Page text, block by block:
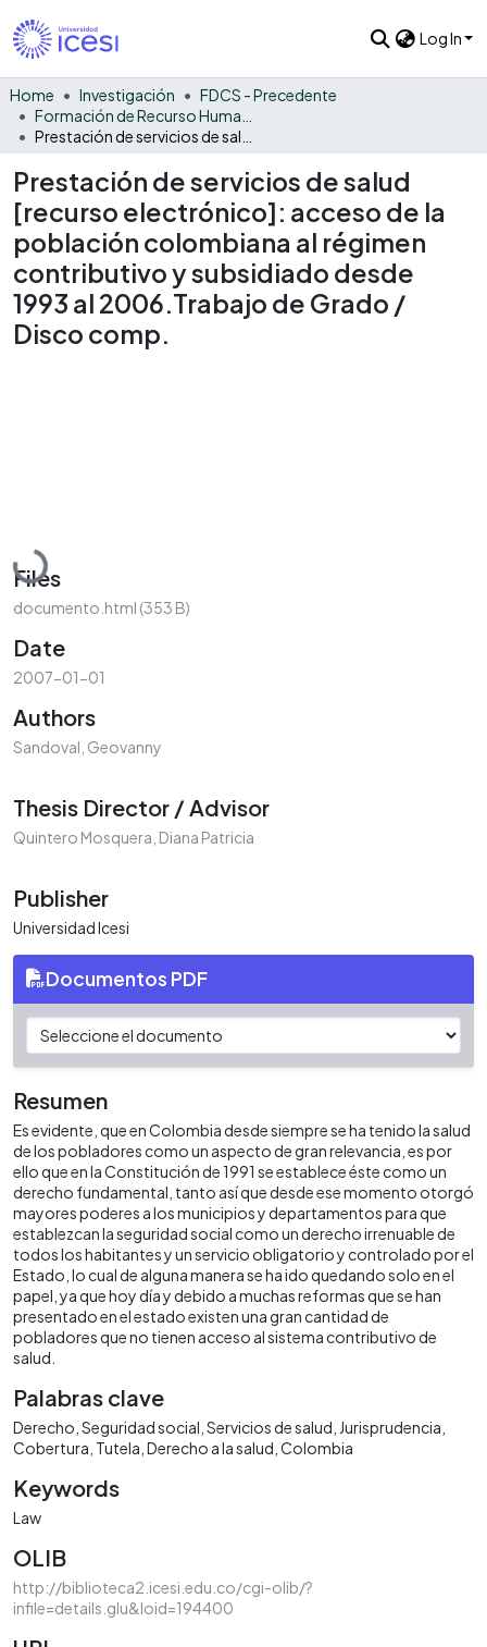
Log In
Home Investigación
FDCS - Precedente
Prestación de servicios de salud
[recurso electrónico]: acceso de la
población colombiana al régimen
contributivo y subsidiado desde
1993 al 2006.Trabajo de Grado /
Disco comp.
Loading...
Files
documento.html (353 B)
Date
2007-01-01
Authors
Sandoval, Geovanny
Thesis Director / Advisor
Quintero Mosquera, Diana Patricia
Publisher
Universidad Icesi
Documentos PDF
Resumen
Es evidente, que en Colombia desde siempre se ha tenido la salud
de los pobladores como un aspecto de gran relevancia, es por
ello que en la Constitución de 1991 se establece éste como un
derecho fundamental, tanto así que desde ese momento otorgó
mayores poderes a los municipios y departamentos para que
establezcan la seguridad social como un derecho irrenuable de
todos los habitantes y un servicio obligatorio y controlado por el
Estado, lo cual de alguna manera se ha ido quedando solo en el
papel, ya que hoy día y debido a muchas reformas que se han
presentado en el estado existen una gran cantidad de
pobladores que no tienen acceso al sistema contributivo de
salud.
Palabras clave
Derecho Seguridad social Servicios de salud Jurisprudencia
Cobertura Tutela Derecho a la salud Colombia
Keywords
Law
OLIB
http://biblioteca2.icesi.edu.co/cgi-olib/?
infile=details.glu&loid=194400